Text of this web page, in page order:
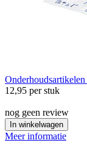
Onderhoudsartikelen
12,95 per stuk
nog geen review
In winkelwagen
Meer informatie